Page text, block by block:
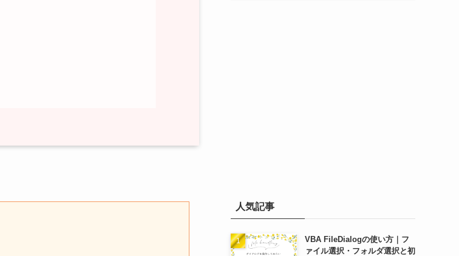
人気記事
VBA FileDialogの使い方｜フ
ァイル選択・フォルダ選択と初